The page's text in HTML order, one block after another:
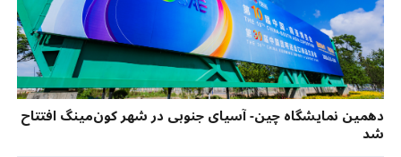
دهمین نمایشگاه چین- آسیای جنوبی در شهر کون‌مینگ افتتاح
شد